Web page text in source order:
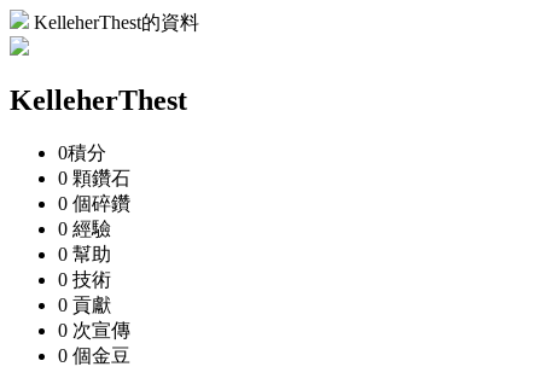
KelleherThest的資料
KelleherThest
0積分
0 顆鑽石
0 個碎鑽
0 經驗
0 幫助
0 技術
0 貢獻
0 次宣傳
0 個金豆